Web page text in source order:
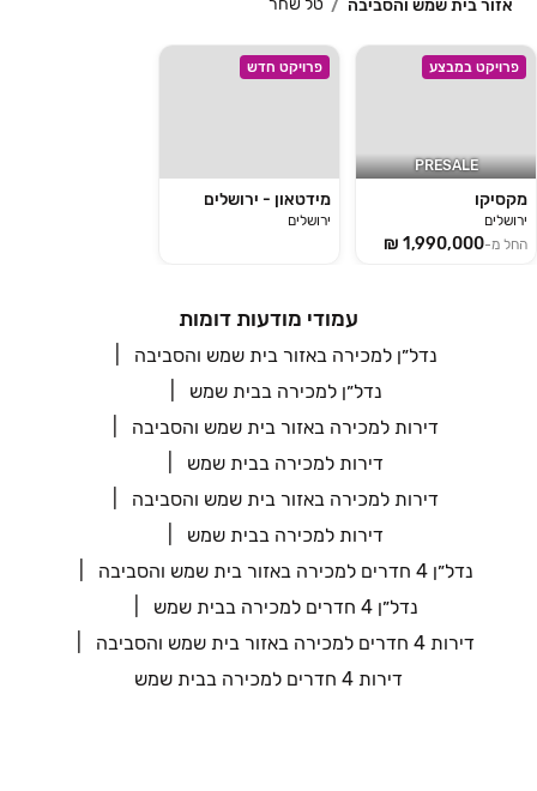
אזור בית שמש והסביבה
טל שחר
פרויקט במבצע
PRESALE
מקסיקו
ירושלים
החל מ-
פרויקט חדש
מידטאון - ירושלים
ירושלים
עמודי מודעות דומות
נדל״ן למכירה באזור בית שמש והסביבה
נדל״ן למכירה בבית שמש
דירות למכירה באזור בית שמש והסביבה
דירות למכירה בבית שמש
דירות למכירה באזור בית שמש והסביבה
דירות למכירה בבית שמש
נדל״ן 4 חדרים למכירה באזור בית שמש והסביבה
נדל״ן 4 חדרים למכירה בבית שמש
דירות 4 חדרים למכירה באזור בית שמש והסביבה
דירות 4 חדרים למכירה בבית שמש